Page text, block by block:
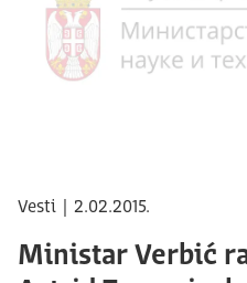
Vesti | 2.02.2015.
Ministar Verbić